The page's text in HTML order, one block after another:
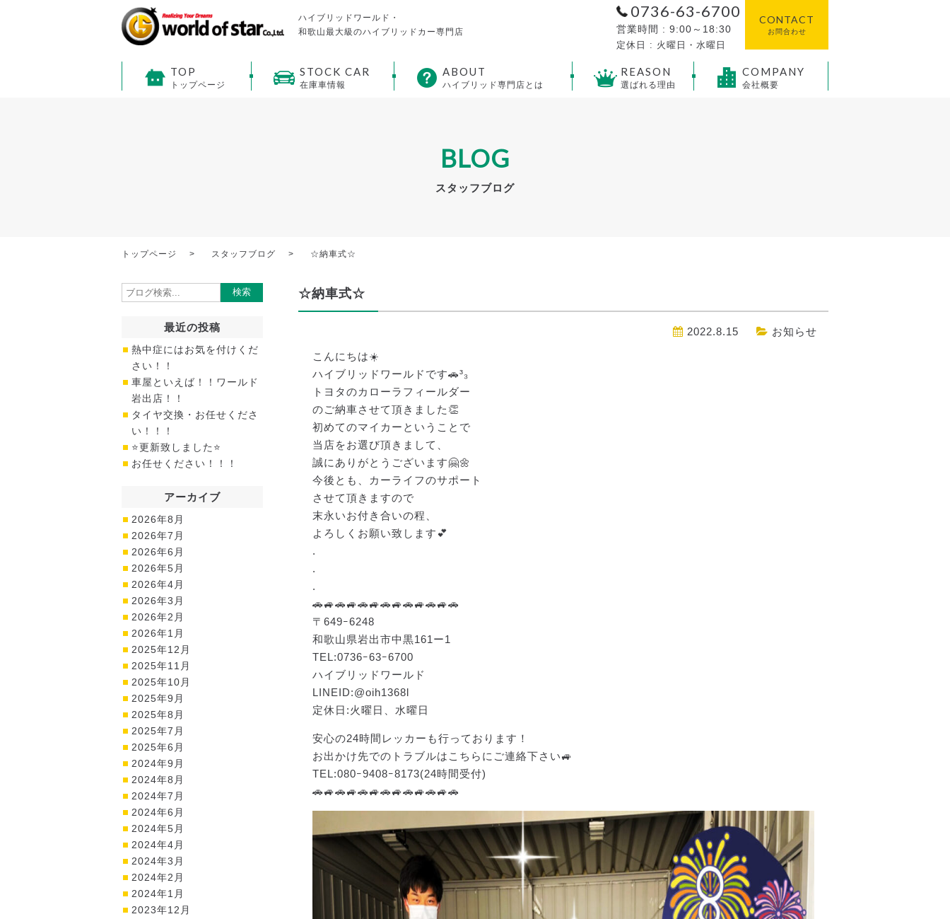
ハイブリッドワールド・
和歌山最大級のハイブリッドカー専門店
0736-63-6700
営業時間 : 9:00～18:30
定休日 : 火曜日・水曜日
CONTACT
お問合わせ
TOP
トップページ
STOCK CAR
在庫車情報
ABOUT
ハイブリッド専門店とは
REASON
選ばれる理由
COMPANY
会社概要
BLOG
スタッフブログ
トップページ スタッフブログ ☆納車式☆
☆納車式☆
2022.8.15 お知らせ
こんにちは☀️
ハイブリッドワールドです🚗³₃
トヨタのカローラフィールダー
のご納車させて頂きました👏
初めてのマイカーということで
当店をお選び頂きまして、
誠にありがとうございます🤗🌼
今後とも、カーライフのサポート
させて頂きますので
末永いお付き合いの程、
よろしくお願い致します💕
.
.
.
🚗🚙🚗🚙🚗🚙🚗🚙🚗🚙🚗🚙🚗
〒649ｰ6248
和歌山県岩出市中黒161ー1
TEL:0736ｰ63ｰ6700
ハイブリッドワールド
LINEID:@oih1368l
定休日:火曜日、水曜日
安心の24時間レッカーも行っております！
お出かけ先でのトラブルはこちらにご連絡下さい🚙
TEL:080ｰ9408ｰ8173(24時間受付)
🚗🚙🚗🚙🚗🚙🚗🚙🚗🚙🚗🚙🚗
最近の投稿
熱中症にはお気を付けくだ
さい！！
車屋といえば！！ワールド
岩出店！！
タイヤ交換・お任せくださ
い！！！
⭐更新致しました⭐
お任せください！！！
アーカイブ
2026年8月
2026年7月
2026年6月
2026年5月
2026年4月
2026年3月
2026年2月
2026年1月
2025年12月
2025年11月
2025年10月
2025年9月
2025年8月
2025年7月
2025年6月
2024年9月
2024年8月
2024年7月
2024年6月
2024年5月
2024年4月
2024年3月
2024年2月
2024年1月
2023年12月